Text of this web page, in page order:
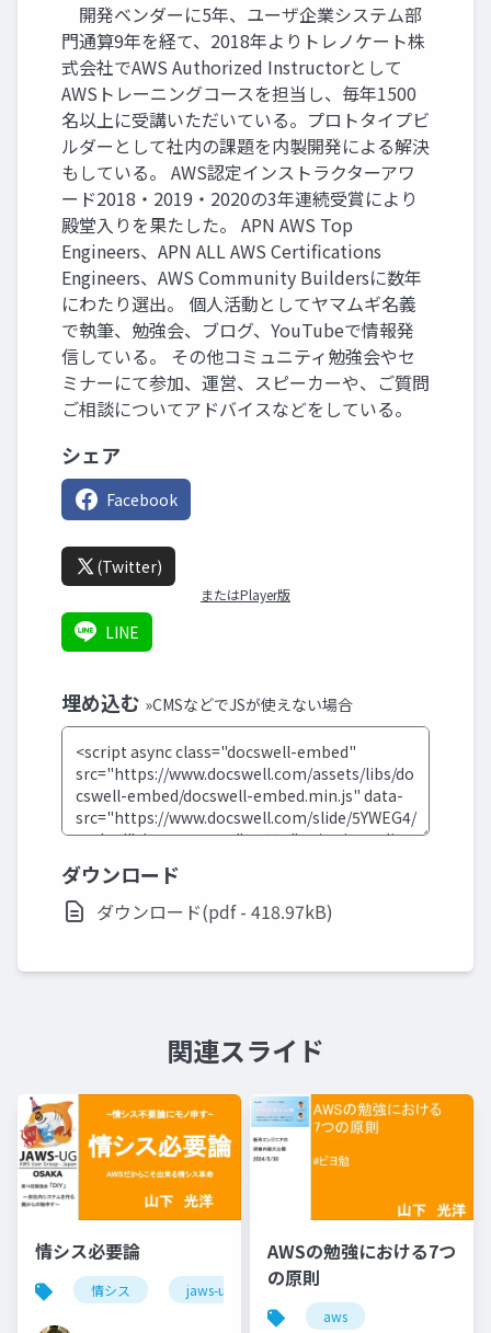
開発ベンダーに5年、ユーザ企業システム部
門通算9年を経て、2018年よりトレノケート株
式会社でAWS Authorized Instructorとして
AWSトレーニングコースを担当し、毎年1500
名以上に受講いただいている。プロトタイプビ
ルダーとして社内の課題を内製開発による解決
もしている。 AWS認定インストラクターアワ
ード2018・2019・2020の3年連続受賞により
殿堂入りを果たした。 APN AWS Top
Engineers、APN ALL AWS Certifications
Engineers、AWS Community Buildersに数年
にわたり選出。 個人活動としてヤマムギ名義
で執筆、勉強会、ブログ、YouTubeで情報発
信している。 その他コミュニティ勉強会やセ
ミナーにて参加、運営、スピーカーや、ご質問
ご相談についてアドバイスなどをしている。
シェア
Facebook
(Twitter)
またはPlayer版
LINE
埋め込む »CMSなどでJSが使えない場合
ダウンロード
ダウンロード(pdf - 418.97kB)
関連スライド
情シス必要論
情シス jaws-ug aws
AWSの勉強における7つ
の原則
aws